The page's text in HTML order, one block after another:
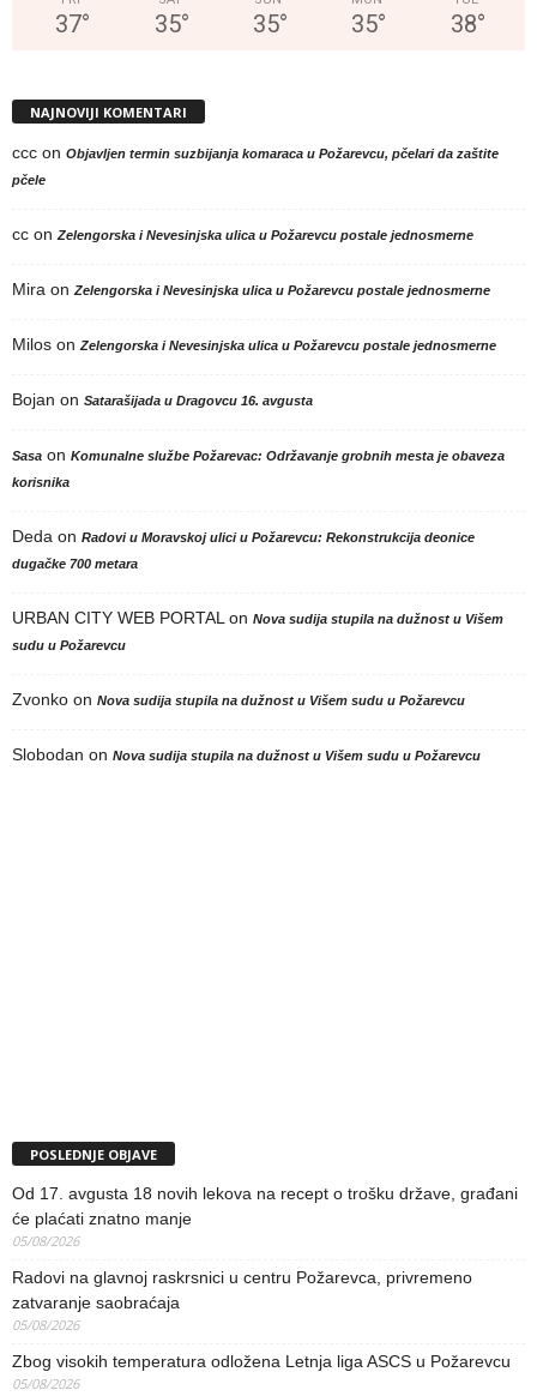
37° 35° 35° 35° 38°
NAJNOVIJI KOMENTARI
ccc on Objavljen termin suzbijanja komaraca u Požarevcu, pčelari da zaštite
pčele
cc on Zelengorska i Nevesinjska ulica u Požarevcu postale jednosmerne
Mira on Zelengorska i Nevesinjska ulica u Požarevcu postale jednosmerne
Milos on Zelengorska i Nevesinjska ulica u Požarevcu postale jednosmerne
Bojan on Satarašijada u Dragovcu 16. avgusta
Sasa on Komunalne službe Požarevac: Održavanje grobnih mesta je obaveza
korisnika
Deda on Radovi u Moravskoj ulici u Požarevcu: Rekonstrukcija deonice
dugačke 700 metara
URBAN CITY WEB PORTAL on Nova sudija stupila na dužnost u Višem
sudu u Požarevcu
Zvonko on Nova sudija stupila na dužnost u Višem sudu u Požarevcu
Slobodan on Nova sudija stupila na dužnost u Višem sudu u Požarevcu
POSLEDNJE OBJAVE
Od 17. avgusta 18 novih lekova na recept o trošku države, građani
će plaćati znatno manje
05/08/2026
Radovi na glavnoj raskrsnici u centru Požarevca, privremeno
zatvaranje saobraćaja
05/08/2026
Zbog visokih temperatura odložena Letnja liga ASCS u Požarevcu
05/08/2026